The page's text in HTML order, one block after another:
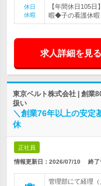
休日
休暇
【年間休日105
暇◆子の看護休
求人詳細を見る
東京ベルト株式会社 | 創業
扱い
＼創業76年以上の安
休
正社員
情報更新日：2026/07/10 終了
管理部にて経理